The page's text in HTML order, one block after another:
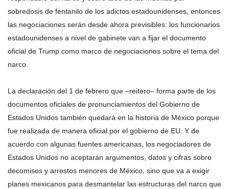
sobredosis de fentanilo de los adictos estadounidenses, entonces
las negociaciones serán desde ahora previsibles: los funcionarios
estadounidenses a nivel de gabinete van a fijar el documento
oficial de Trump como marco de negociaciones sobre el tema del
narco.
La declaración del 1 de febrero que –reitero– forma parte de los
documentos oficiales de pronunciamientos del Gobierno de
Estados Unidos también quedará en la historia de México porque
fue realizada de manera oficial por el gobierno de EU. Y de
acuerdo con algunas fuentes americanas, los negociadores de
Estados Unidos no aceptarán argumentos, datos y cifras sobre
decomisos y arrestos menores de México, sino que va a exigir
planes mexicanos para desmantelar las estructuras del narco que